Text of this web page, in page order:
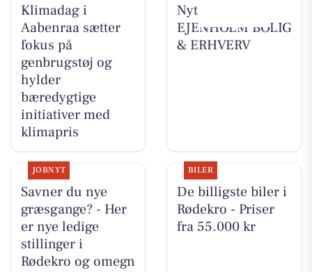
Klimadag i
Aabenraa sætter
fokus på
genbrugstøj og
hylder
bæredygtige
initiativer med
klimapris
Nyt fra
EJENHOLM BOLIG
& ERHVERV
JOBNYT
Savner du nye
græsgange? - Her
er nye ledige
stillinger i
Rødekro og omegn
BILER
De billigste biler i
Rødekro - Priser
fra 55.000 kr